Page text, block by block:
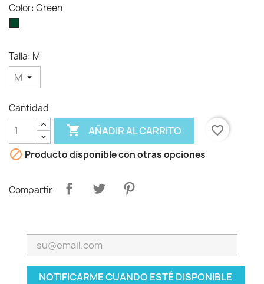
Color: Green
Talla: M
Cantidad
 AÑADIR AL CARRITO
favorite_border
 Producto disponible con otras opciones
Compartir
NOTIFICARME CUANDO ESTÉ DISPONIBLE